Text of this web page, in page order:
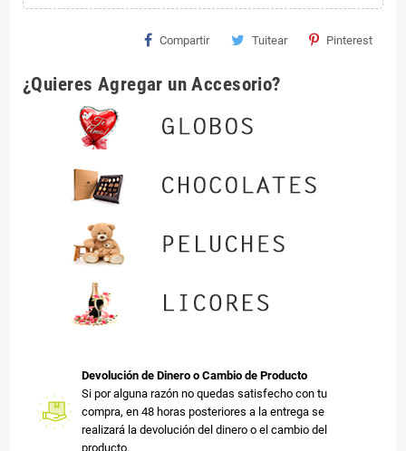
Compartir Tuitear Pinterest
¿Quieres Agregar un Accesorio?
Devolución de Dinero o Cambio de Producto
Si por alguna razón no quedas satisfecho con tu
compra, en 48 horas posteriores a la entrega se
realizará la devolución del dinero o el cambio del
producto.